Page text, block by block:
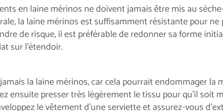
en laine mérinos ne doivent jamais être mis au
la laine mérinos est suffisamment résistante pour
de risque, il est préférable de redonner sa forme
sur l’étendoir.
la laine mérinos, car cela pourrait endommager la
ensuite presser très légèrement le tissu pour qu’il soit
le vêtement d'une serviette et assurez-vous